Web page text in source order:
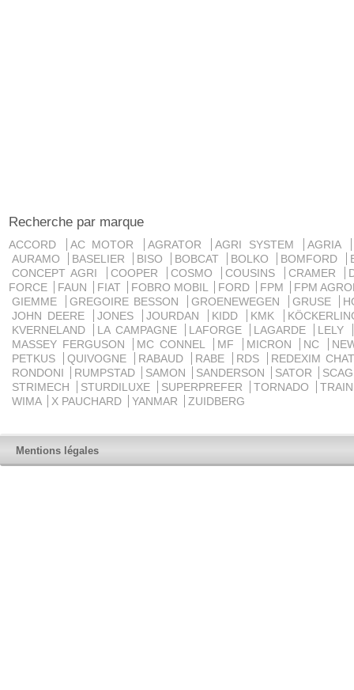
Recherche par marque
ACCORD AC MOTOR AGRATOR AGRI SYSTEM
AGRIA
AURAMO
BASELIER BISO BOBCAT BOLKO BOMFORD
CONCEPT AGRI
COOPER COSMO COUSINS CRAMER
FORCE
FAUN FIAT FOBRO MOBIL FORD FPM
FPM
GIEMME
GREGOIRE BESSON GROENEWEGEN GRUSE
JOHN DEERE
JONES JOURDAN KIDD KMK
KVERNELAND
LA CAMPAGNE LAFORGE LAGARDE
LELY
MASSEY FERGUSON
MC CONNEL MF MICRON NC
PETKUS
QUIVOGNE RABAUD RABE RDS
REDEXIM
RONDONI
RUMPSTAD SAMON SANDERSON SATOR
STRIMECH
STURDILUXE SUPERPREFER TORNADO
WIMA
X PAUCHARD YANMAR ZUIDBERG
Mentions légales